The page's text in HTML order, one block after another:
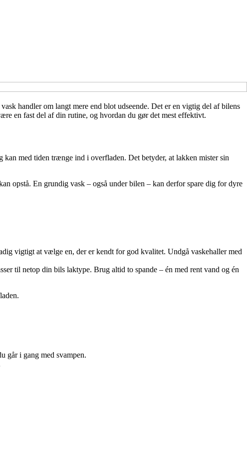
handler om langt mere end blot udseende. Det er en vigtig del af bilens
en fast del af din rutine, og hvordan du gør det mest effektivt.
med tiden trænge ind i overfladen. Det betyder, at lakken mister sin
opstå. En grundig vask – også under bilen – kan derfor spare dig for dyre
vigtigt at vælge en, der er kendt for god kvalitet. Undgå vaskehaller med
til netop din bils laktype. Brug altid to spande – én med rent vand og én
går i gang med svampen.